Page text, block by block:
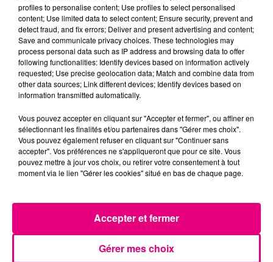
Affaire Jubillar : le procès en appel
reporté au premier semestre 2027
profiles to personalise content; Use profiles to select personalised
content; Use limited data to select content; Ensure security, prevent and
detect fraud, and fix errors; Deliver and present advertising and content;
Save and communicate privacy choices. These technologies may
process personal data such as IP address and browsing data to offer
following functionalities: Identify devices based on information actively
requested; Use precise geolocation data; Match and combine data from
other data sources; Link different devices; Identify devices based on
information transmitted automatically.
Vous pouvez accepter en cliquant sur "Accepter et fermer", ou affiner en
sélectionnant les finalités et/ou partenaires dans "Gérer mes choix".
Vous pouvez également refuser en cliquant sur "Continuer sans
accepter". Vos préférences ne s'appliqueront que pour ce site. Vous
pouvez mettre à jour vos choix, ou retirer votre consentement à tout
moment via le lien "Gérer les cookies" situé en bas de chaque page.
Gérer mes choix
Accepter et fermer